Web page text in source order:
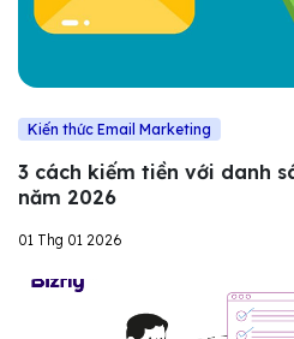
Kiến thức Email Marketing
3 cách kiếm tiền với danh
năm 2026
01 Thg 01 2026